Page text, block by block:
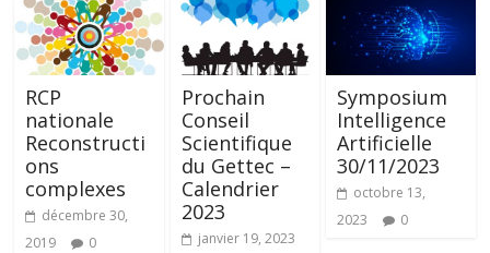
C
o
u
RCP
nationale
Reconstructi
ons
complexes
décembre 30,
2019
0
Prochain
Conseil
Scientifique
du Gettec –
Calendrier
2023
janvier 19, 2023
Symposium
Intelligence
Artificielle
30/11/2023
octobre 13,
2023
0